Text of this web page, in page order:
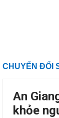
CHUYỂN ĐỔI
An
khỏe